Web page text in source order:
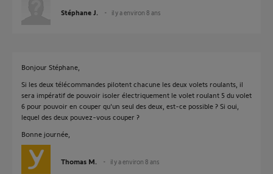
Stéphane J. il y a environ 8 ans
Bonjour Stéphane,
Si les deux télécommandes pilotent chacune les deux volets roulants, il
sera impératif de pouvoir isoler électriquement le volet roulant 5 du volet
6 pour pouvoir en couper qu'un seul des deux, est-ce possible ? Si oui,
lequel des deux pouvez-vous couper ?
Bonne journée,
Thomas M. il y a environ 8 ans